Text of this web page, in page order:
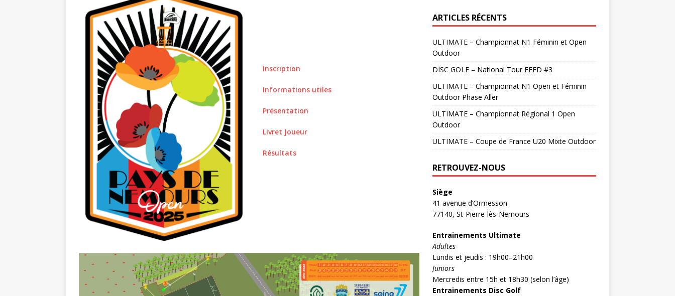
Inscription
Informations utiles
Présentation
Livret Joueur
Résultats
i
c
ARTICLES RÉCENTS
ULTIMATE – Championnat N1 Féminin et Open
Outdoor
DISC GOLF – National Tour FFFD #3
ULTIMATE – Championnat N1 Open et Féminin
Outdoor Phase Aller
ULTIMATE – Championnat Régional 1 Open
Outdoor
ULTIMATE – Coupe de France U20 Mixte Outdoor
RETROUVEZ-NOUS
Siège
41 avenue d’Ormesson
77140, St-Pierre-lès-Nemours
Entrainements Ultimate
Adultes
Lundis et jeudis : 19h00–21h00
Juniors
Mercredis entre 15h et 18h30 (selon l’âge)
Entrainements Disc Golf